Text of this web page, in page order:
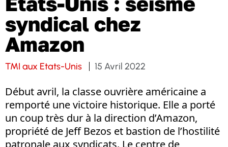
syndical chez
Amazon
TMI aux Etats-Unis 15 Avril 2022
Début avril, la classe ouvrière américaine a
remporté une victoire historique. Elle a porté
un coup très dur à la direction d’Amazon,
propriété de Jeff Bezos et bastion de l’hostilité
patronale aux syndicats. Le centre de